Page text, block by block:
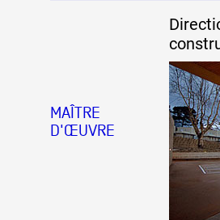
Documentation
Visites d'ateliers
Production vidéo
MAÎTRE
D'ŒUVRE